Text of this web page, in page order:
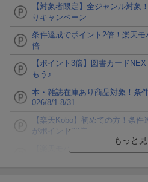
【対象者限定】全ジャンル対
りキャンペーン
条件達成でポイント2倍！楽天モ
倍
【ポイント3倍】図書カード
もう♪
本・雑誌在庫あり商品対象！条
026/8/1-8/31
【楽天Kobo】初めての方！条
がポイント20倍